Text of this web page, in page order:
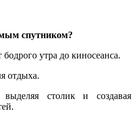
спутником?
утра до киносеанса.
отдыха.
столик и создавая